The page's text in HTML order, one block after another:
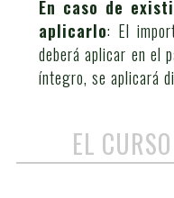
En caso de
aplicarlo: El
deberá aplicar en el
íntegro, se aplicará
EL